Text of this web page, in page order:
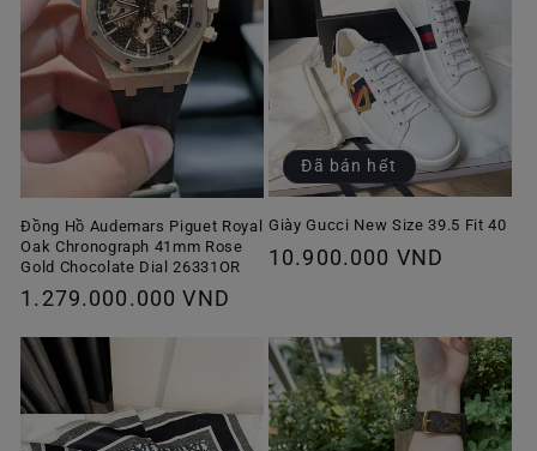
Đồng Hồ Audemars Piguet Royal
Oak Chronograph 41mm Rose
Gold Chocolate Dial 26331OR
Giá
thường
1.279.000.000 VND
Đã bán hết
Giày Gucci New Size 39.5 Fit 40
Giá
10.900.000 VND